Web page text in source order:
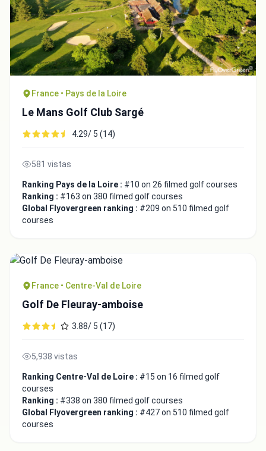
France • Pays de la Loire
Le Mans Golf Club Sargé
4.29/ 5 (14)
581 vistas
Ranking Pays de la Loire : #10 on 26 filmed golf courses
Ranking : #163 on 380 filmed golf courses
Global Flyovergreen ranking : #209 on 510 filmed golf
courses
France • Centre-Val de Loire
Golf De Fleuray-amboise
3.88/ 5 (17)
5,938 vistas
Ranking Centre-Val de Loire : #15 on 16 filmed golf
courses
Ranking : #338 on 380 filmed golf courses
Global Flyovergreen ranking : #427 on 510 filmed golf
courses